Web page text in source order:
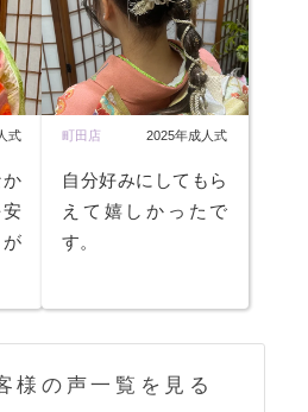
式 町田店 2025年成人式
自分好みにしてもら
えて嬉しかったで
す。
様の声一覧を見る